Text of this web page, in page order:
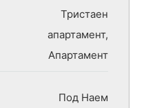
Тристаен
апартамент,
Апартамент
Под Наем